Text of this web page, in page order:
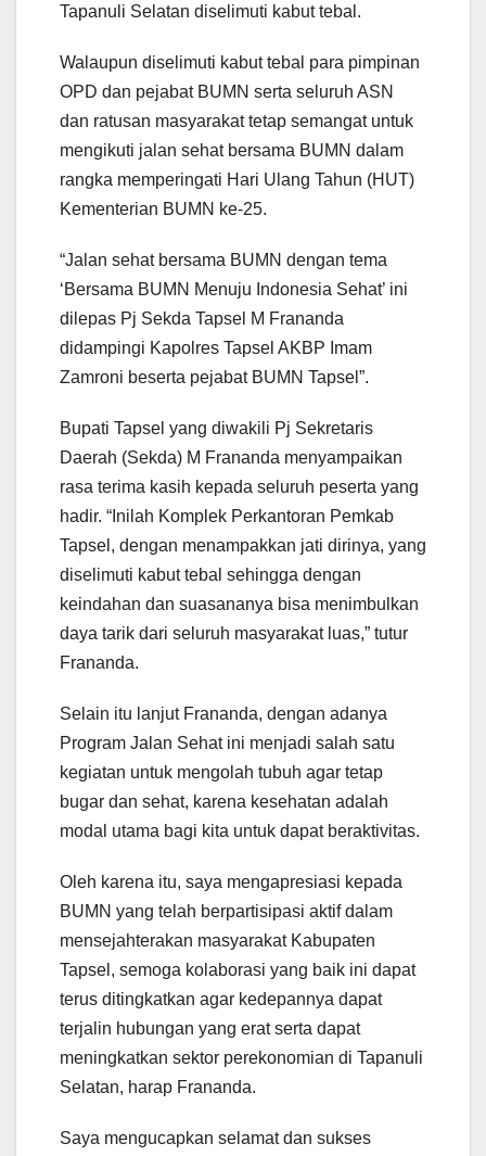
Tapanuli Selatan diselimuti kabut tebal.
Walaupun diselimuti kabut tebal para pimpinan
OPD dan pejabat BUMN serta seluruh ASN
dan ratusan masyarakat tetap semangat untuk
mengikuti jalan sehat bersama BUMN dalam
rangka memperingati Hari Ulang Tahun (HUT)
Kementerian BUMN ke-25.
“Jalan sehat bersama BUMN dengan tema
‘Bersama BUMN Menuju Indonesia Sehat’ ini
dilepas Pj Sekda Tapsel M Frananda
didampingi Kapolres Tapsel AKBP Imam
Zamroni beserta pejabat BUMN Tapsel”.
Bupati Tapsel yang diwakili Pj Sekretaris
Daerah (Sekda) M Frananda menyampaikan
rasa terima kasih kepada seluruh peserta yang
hadir. “Inilah Komplek Perkantoran Pemkab
Tapsel, dengan menampakkan jati dirinya, yang
diselimuti kabut tebal sehingga dengan
keindahan dan suasananya bisa menimbulkan
daya tarik dari seluruh masyarakat luas,” tutur
Frananda.
Selain itu lanjut Frananda, dengan adanya
Program Jalan Sehat ini menjadi salah satu
kegiatan untuk mengolah tubuh agar tetap
bugar dan sehat, karena kesehatan adalah
modal utama bagi kita untuk dapat beraktivitas.
Oleh karena itu, saya mengapresiasi kepada
BUMN yang telah berpartisipasi aktif dalam
mensejahterakan masyarakat Kabupaten
Tapsel, semoga kolaborasi yang baik ini dapat
terus ditingkatkan agar kedepannya dapat
terjalin hubungan yang erat serta dapat
meningkatkan sektor perekonomian di Tapanuli
Selatan, harap Frananda.
Saya mengucapkan selamat dan sukses